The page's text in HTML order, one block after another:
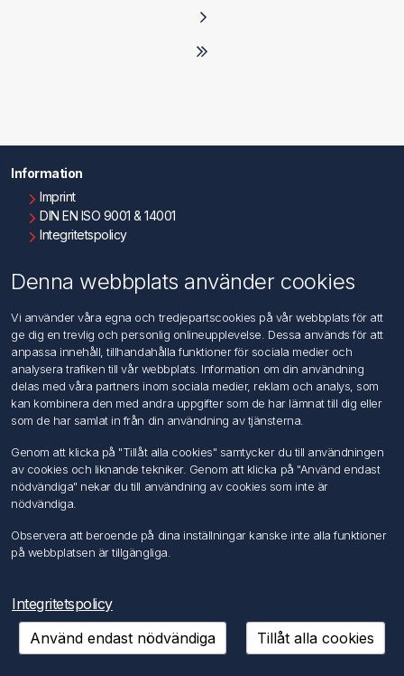
Information
Imprint
DIN EN ISO 9001 & 14001
Integritetspolicy
Kontakta oss
Kundtjänst
Sök
Mitt konto
Mina ordrar
Mina adresser
Följ oss
Copyright © 2026 FÖRCH Sverige AB. Alla rättigheter reserverade.
Powered bynopCommerce
Denna webbplats använder cookies
Vi använder våra egna och tredjepartscookies på vår webbplats för att
ge dig en trevlig och personlig onlineupplevelse. Dessa används för att
anpassa innehåll, tillhandahålla funktioner för sociala medier och
analysera trafiken till vår webbplats. Information om din användning
delas med våra partners inom sociala medier, reklam och analys, som
kan kombinera den med andra uppgifter som de har lämnat till dig eller
som de har samlat in från din användning av tjänsterna.
Genom att klicka på "Tillåt alla cookies" samtycker du till användningen
av cookies och liknande tekniker. Genom att klicka på "Använd endast
nödvändiga" nekar du till användning av cookies som inte är
nödvändiga.
Observera att beroende på dina inställningar kanske inte alla funktioner
på webbplatsen är tillgängliga.
Integritetspolicy
Använd endast nödvändiga
Tillåt alla cookies